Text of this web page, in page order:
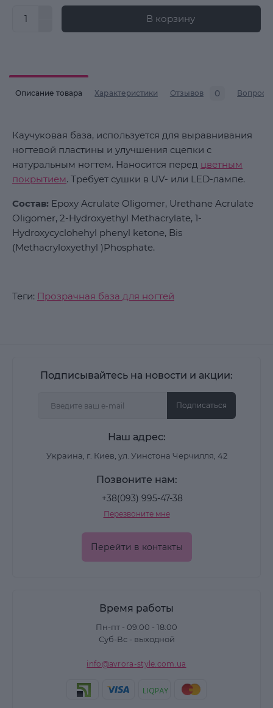
В корзину
Описание товара Характеристики Отзывов 0 Вопросы
Каучуковая база, используется для выравнивания
ногтевой пластины и улучшения сцепки с
натуральным ногтем. Наносится перед цветным
покрытием. Требует сушки в UV- или LED-лампе.
Состав: Epoxy Acrulate Oligomer, Urethane Acrulate
Oligomer, 2-Hydroxyethyl Methacrylate, 1-
Hydroxycyclohehyl phenyl ketone, Bis
(Methacryloxyethyl )Phosphate.
Теги: Прозрачная база для ногтей
Подписывайтесь на новости и акции:
Подписаться
Наш адрес:
Украина, г. Киев, ул. Уинстона Черчилля, 42
Позвоните нам:
+38(093) 995-47-38
Перезвоните мне
Перейти в контакты
Время работы
Пн-пт - 09:00 - 18:00
Суб-Вс - выходной
info@avrora-style.com.ua